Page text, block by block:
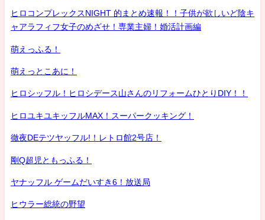
ヒロコンプレックスNIGHT 的まとめ速報！！子供が欲しいど陰キ
ャアラフィフ女子のめざせ！専業主婦！婚活計画編
萌えっふる！
萌えっとこあに！
ヒロシッフル！ヒロシデース山さんのリフォームひとりDIY！！
ヒロユキユキッフルMAX！スーパークッキング！
徹夜DEテツヤッフル!！レトロ館2号店！
剛Q超児ともっふる！
ヤナッフル ゲームだいすき6！放送局
ヒウラー総統の野望